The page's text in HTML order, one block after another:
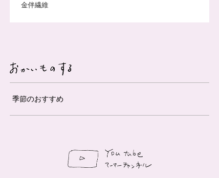
金伴繊維
季節のおすすめ